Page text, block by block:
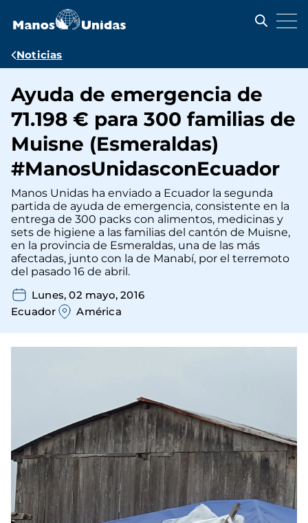
contenido
Ruta
navegación
Noticias
Ayuda de emergencia de
71.198 € para 300 familias de
Muisne (Esmeraldas)
#ManosUnidasconEcuador
Manos Unidas ha enviado a Ecuador la segunda
partida de ayuda de emergencia, consistente en la
entrega de 300 packs con alimentos, medicinas y
sets de higiene a las familias del cantón de Muisne,
en la provincia de Esmeraldas, una de las más
afectadas, junto con la de Manabí, por el terremoto
del pasado 16 de abril.
Lunes, 02 mayo, 2016
Ecuador
América